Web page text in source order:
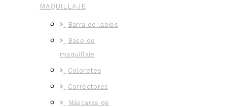
MAQUILLAJE
Barra de labios
Base de
maquillaje
Coloretes
Correctores
Máscaras de